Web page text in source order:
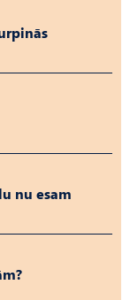
nu esam